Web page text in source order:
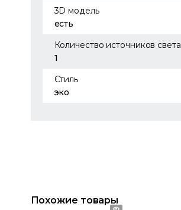
3D модель
есть
Количество источников света
1
Стиль
эко
Похожие товары